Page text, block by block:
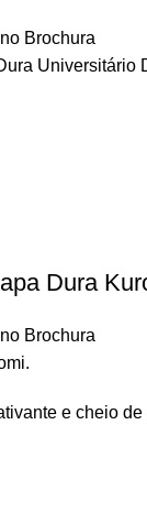
Brochura
Universitário
Dura
Brochura
e cheio